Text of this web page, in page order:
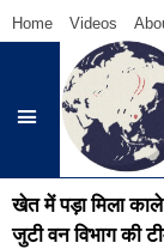
Home Videos
खेत में पड़ा मिला
जुटी वन विभाग की